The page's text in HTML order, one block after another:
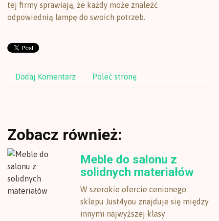
tej firmy sprawiają, że każdy może znaleźć
odpowiednią lampę do swoich potrzeb.
Dodaj Komentarz Poleć stronę
Zobacz również:
Meble do salonu z
solidnych materiałów
W szerokie ofercie cenionego
sklepu Just4you znajduje się między
innymi najwyższej klasy